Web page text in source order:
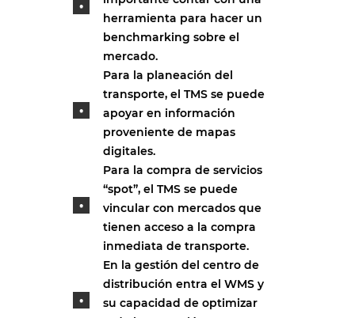
herramienta para hacer un
benchmarking sobre el
mercado.
Para la planeación del
transporte, el TMS se puede
apoyar en información
proveniente de mapas
digitales.
Para la compra de servicios
“spot”, el TMS se puede
vincular con mercados que
tienen acceso a la compra
inmediata de transporte.
En la gestión del centro de
distribución entra el WMS y
su capacidad de optimizar